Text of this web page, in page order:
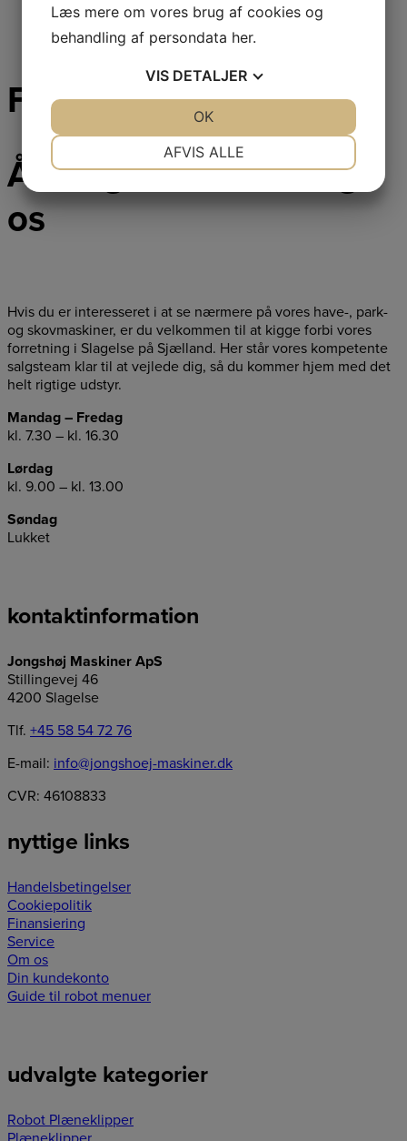
Følg os på facebook
Åbningstider & besøg
os
Hvis du er interesseret i at se nærmere på vores have-, park-
og skovmaskiner, er du velkommen til at kigge forbi vores
forretning i Slagelse på Sjælland. Her står vores kompetente
salgsteam klar til at vejlede dig, så du kommer hjem med det
helt rigtige udstyr.
Mandag – Fredag
kl. 7.30 – kl. 16.30
Lørdag
kl. 9.00 – kl. 13.00
Søndag
Lukket
kontaktinformation
Jongshøj Maskiner ApS
Stillingevej 46
4200 Slagelse
Tlf. +45 58 54 72 76
E-mail: info@jongshoej-maskiner.dk
CVR: 46108833
nyttige links
Handelsbetingelser
Cookiepolitik
Finansiering
Service
Om os
Din kundekonto
Guide til robot menuer
udvalgte kategorier
Robot Plæneklipper
Læs mere om vores brug af cookies og
behandling af persondata her.
VIS DETALJER
AFVIS ALLE
OK